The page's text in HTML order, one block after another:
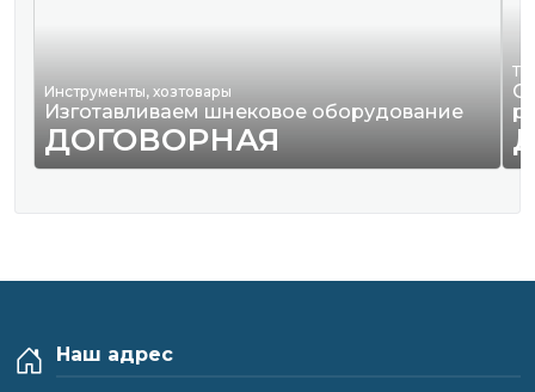
Инструменты, хозтовары
Изготавливаем шнековое оборудование
ДОГОВОРНАЯ
Наш адрес